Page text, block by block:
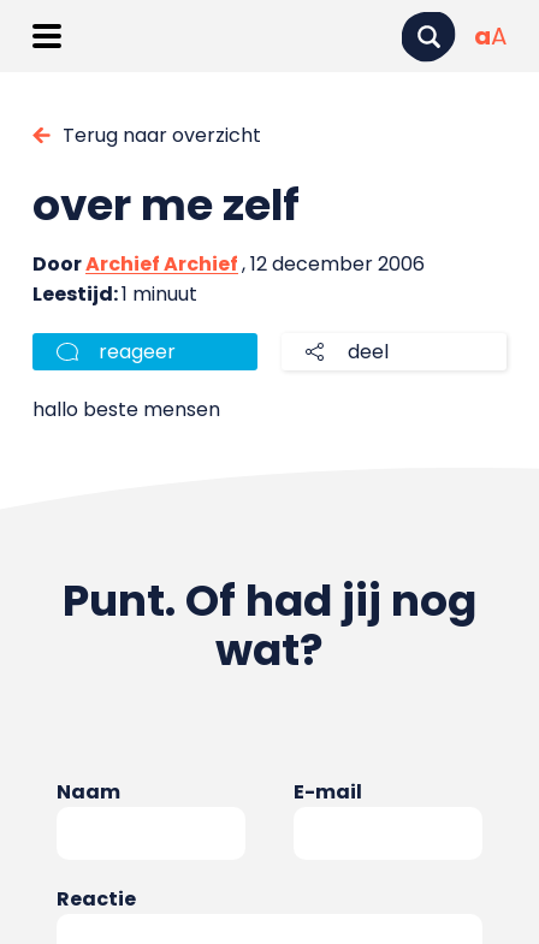
aA
Terug naar overzicht
over me zelf
DoorArchief Archief, 12 december 2006
Leestijd:1 minuut
reageer deel
hallo beste mensen
Punt. Of had jij nog
wat?
Naam E-mail
Reactie